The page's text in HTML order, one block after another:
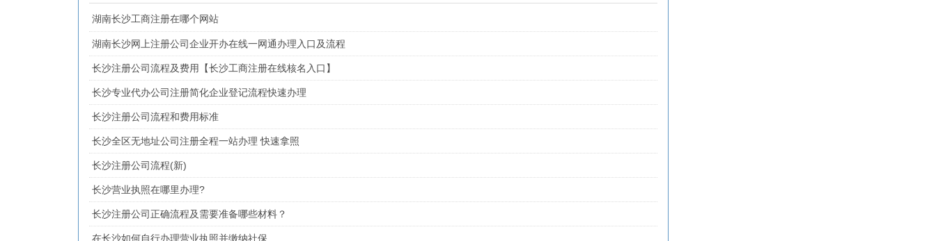
湖南长沙工商注册在哪个网站
湖南长沙网上注册公司企业开办在线一网通办理入口及流程
长沙注册公司流程及费用【长沙工商注册在线核名入口】
长沙专业代办公司注册简化企业登记流程快速办理
长沙注册公司流程和费用标准
长沙全区无地址公司注册全程一站办理 快速拿照
长沙注册公司流程(新)
长沙营业执照在哪里办理?
长沙注册公司正确流程及需要准备哪些材料？
在长沙如何自行办理营业执照并缴纳社保